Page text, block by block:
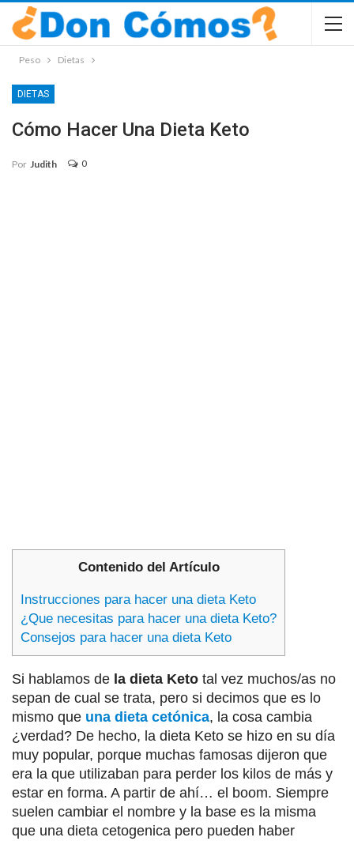
Peso Dietas
DIETAS
Cómo Hacer Una Dieta Keto
Por Judith 0
Contenido del Artículo
Instrucciones para hacer una dieta Keto
¿Que necesitas para hacer una dieta Keto?
Consejos para hacer una dieta Keto
Si hablamos de la dieta Keto tal vez muchos/as no
sepan de cual se trata, pero si decimos que es lo
mismo que una dieta cetónica, la cosa cambia
¿verdad? De hecho, la dieta Keto se hizo en su día
muy popular, porque muchas famosas dijeron que
era la que utilizaban para perder los kilos de más y
estar en forma. A partir de ahí… el boom. Siempre
suelen cambiar el nombre y la base es la misma
que una dieta cetogenica pero pueden haber